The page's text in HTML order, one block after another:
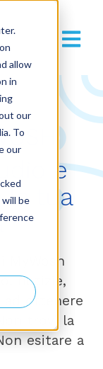
allow
in
our
To
our
be
e
la tua
MyWosh
notizie,
ad ottenere
trovi la
esitare a